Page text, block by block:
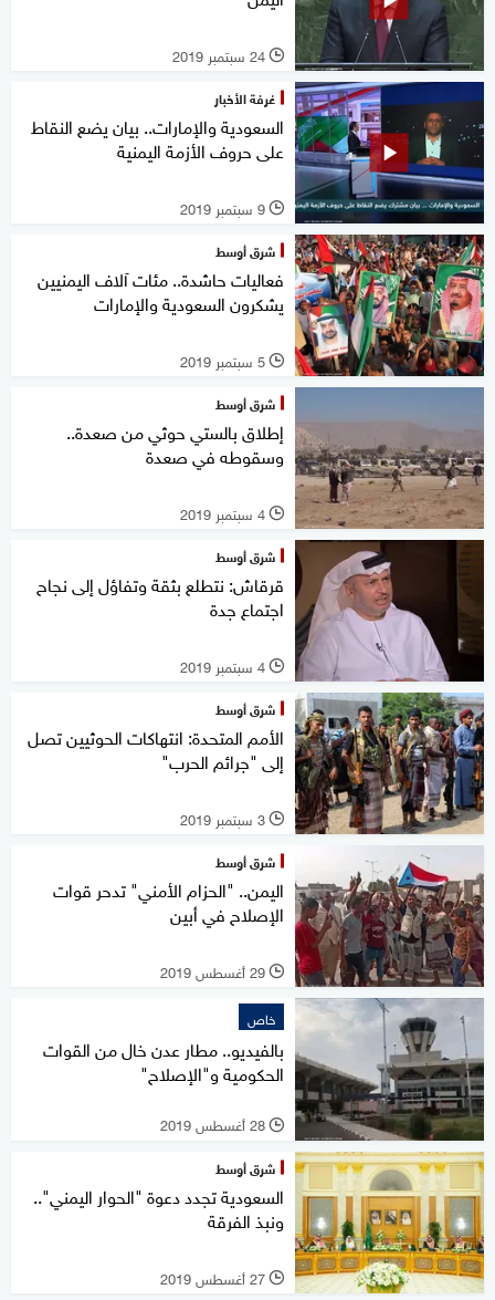
l 24 سبتمبر 2019
غرفة الأخبار
السعودية والإمارات.. بيان يضع النقاط
على حروف الأزمة اليمنية
l 9 سبتمبر 2019
شرق أوسط
فعاليات حاشدة.. مئات آلاف اليمنيين
يشكرون السعودية والإمارات
l 5 سبتمبر 2019
شرق أوسط
إطلاق بالستي حوثي من صعدة..
وسقوطه في صعدة
l 4 سبتمبر 2019
شرق أوسط
قرقاش: نتطلع بثقة وتفاؤل إلى نجاح
اجتماع جدة
l 4 سبتمبر 2019
شرق أوسط
الأمم المتحدة: انتهاكات الحوثيين تصل
إلى "جرائم الحرب"
l 3 سبتمبر 2019
شرق أوسط
اليمن.. "الحزام الأمني" تدحر قوات
الإصلاح في أبين
l 29 أغسطس 2019
خاص
بالفيديو.. مطار عدن خال من القوات
الحكومية و"الإصلاح"
l 28 أغسطس 2019
شرق أوسط
السعودية تجدد دعوة "الحوار اليمني"..
ونبذ الفرقة
l 27 أغسطس 2019